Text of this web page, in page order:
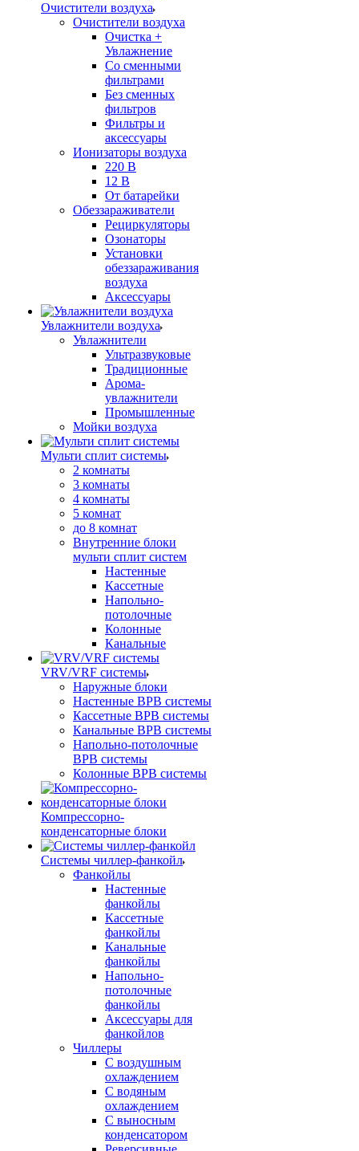
Очистители воздуха
Очистители воздуха
Очистка +
Увлажнение
Cо сменными
фильтрами
Без сменных
фильтров
Фильтры и
аксессуары
Ионизаторы воздуха
220 В
12 В
От батарейки
Обеззараживатели
Рециркуляторы
Озонаторы
Установки
обеззараживания
воздуха
Аксессуары
Увлажнители воздуха
Увлажнители
Ультразвуковые
Традиционные
Арома-
увлажнители
Промышленные
Мойки воздуха
Мульти сплит системы
2 комнаты
3 комнаты
4 комнаты
5 комнат
до 8 комнат
Внутренние блоки
мульти сплит систем
Настенные
Кассетные
Напольно-
потолочные
Колонные
Канальные
VRV/VRF системы
Наружные блоки
Настенные ВРВ системы
Кассетные ВРВ системы
Канальные ВРВ системы
Напольно-потолочные
ВРВ системы
Колонные ВРВ системы
Компрессорно-
конденсаторные блоки
Системы чиллер-фанкойл
Фанкойлы
Настенные
фанкойлы
Кассетные
фанкойлы
Канальные
фанкойлы
Напольно-
потолочные
фанкойлы
Аксессуары для
фанкойлов
Чиллеры
С воздушным
охлаждением
С водяным
охлаждением
С выносным
конденсатором